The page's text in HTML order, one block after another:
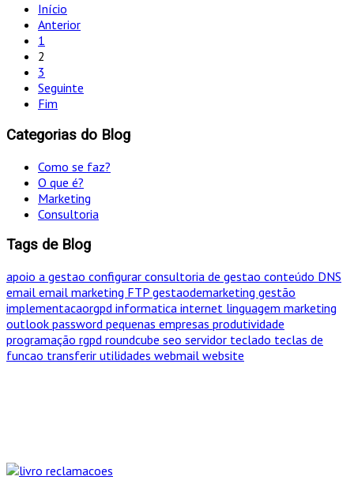
Início
Anterior
1
2
3
Seguinte
Fim
Categorias do Blog
Como se faz?
O que é?
Marketing
Consultoria
Tags de Blog
apoio a gestao configurar consultoria de gestao conteúdo DNS
email email marketing FTP gestaodemarketing gestão
implementacaorgpd informatica internet linguagem marketing
outlook password pequenas empresas produtividade
programação rgpd roundcube seo servidor teclado teclas de
funcao transferir utilidades webmail website